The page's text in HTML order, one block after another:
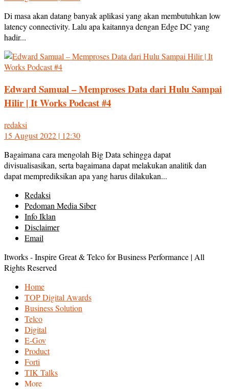
Di masa akan datang banyak aplikasi yang akan membutuhkan low
latency connectivity. Lalu apa kaitannya dengan Edge DC yang
hadir...
Edward Samual – Memproses Data dari Hulu Sampai
Hilir | It Works Podcast #4
redaksi
15 August 2022 | 12:30
Bagaimana cara mengolah Big Data sehingga dapat
divisualisasikan, serta bagaimana dapat melakukan analitik dan
dapat memprediksikan apa yang harus dilakukan...
Redaksi
Pedoman Media Siber
Info Iklan
Disclaimer
Email
Itworks - Inspire Great & Telco for Business Performance | All
Rights Reserved
Home
TOP Digital Awards
Business Solution
Telco
Digital
E-Gov
Product
Forti
TIK Talks
More